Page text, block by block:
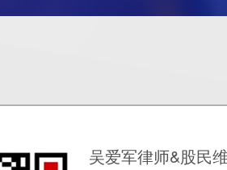
吴爱军律师&股民